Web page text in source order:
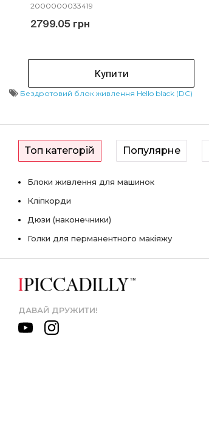
2000000033419
2799.05 грн
Купити
Бездротовий блок живлення Hello black (DC)
Топ категорій Популярне
Блоки живлення для машинок
Кліпкорди
Дюзи (наконечники)
Голки для перманентного макіяжу
ДАВАЙ ДРУЖИТИ!